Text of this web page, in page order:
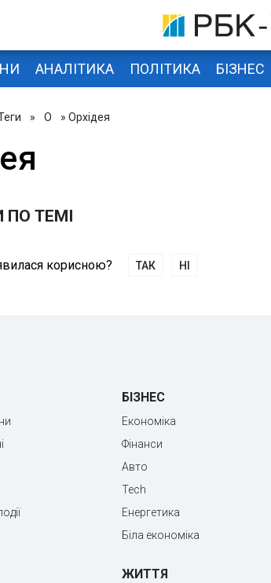
АНАЛІТИКА ПОЛІТИКА БІЗНЕС
» О » Орхідея
ПО ТЕМІ
корисною? ТАК НІ
БІЗНЕС
Економіка
Фінанси
Авто
Tech
Енергетика
Біла економіка
ЖИТТЯ